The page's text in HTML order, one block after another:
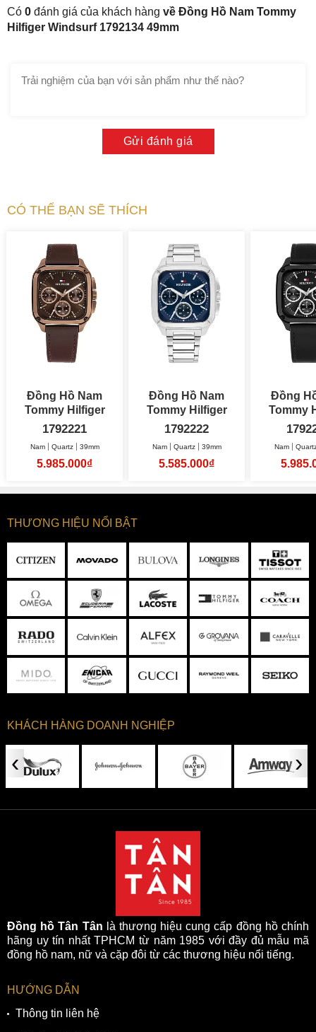
Có 0 đánh giá của khách hàng về Đồng Hồ Nam Tommy
Hilfiger Windsurf 1792134 49mm
Gửi đánh giá
CÓ THỂ BẠN SẼ THÍCH
Đồng Hồ Nam
Tommy Hilfiger
Herald 39mm
1792221
Nam Quartz 39mm
5.985.000₫
Đồng Hồ Nam
Tommy Hilfiger
Herald 39mm
1792222
Nam Quartz 39mm
5.585.000₫
Đồng
Tommy
Nam
THƯƠNG HIỆU NỔI BẬT
KHÁCH HÀNG DOANH NGHIỆP
‹ ›
Đồng hồ Tân Tân là thương hiệu cung cấp đồng hồ chính
hãng uy tín nhất TPHCM từ năm 1985 với đầy đủ mẫu mã
đồng hồ nam, nữ và cặp đôi từ các thương hiệu nổi tiếng.
HƯỚNG DẪN
Thông tin liên hệ